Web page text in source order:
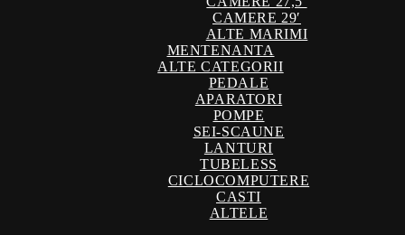
CAMERE 29′
ALTE MARIMI
MENTENANTA
ALTE CATEGORII
PEDALE
APARATORI
POMPE
SEI-SCAUNE
LANTURI
TUBELESS
CICLOCOMPUTERE
CASTI
ALTELE